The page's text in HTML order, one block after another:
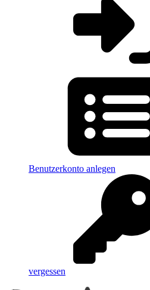
Benutzerkonto anlegen
vergessen